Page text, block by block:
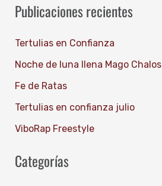
s
p
o
r
Publicaciones recientes
Tertulias en Confianza
Noche de luna llena Mago Chalos
Fe de Ratas
Tertulias en confianza julio
ViboRap Freestyle
Categorías